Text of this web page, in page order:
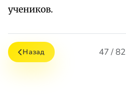
учеников.
Назад 47 / 82